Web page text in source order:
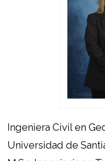
Ingeniera Civil en
Universidad de